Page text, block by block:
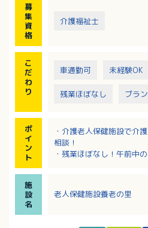
（クリーニング検品・昼
募
集
資
格
介護福祉士
こ
だ
わ
り
車通勤可 未経験OK
残業ほぼなし ブラ
ポ
イ
ン
ト
・介護老人保健施設で介
相談！
・残業ほぼなし！午前中
・財形貯蓄制度や退職金
・入居可能住宅あり！遠
施
設
名
老人保健施設養老の里